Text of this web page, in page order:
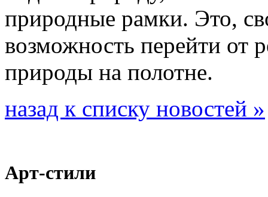
природные рамки. Это,
возможность перейти от
природы на полотне.
назад к списку новостей »
Арт-стили